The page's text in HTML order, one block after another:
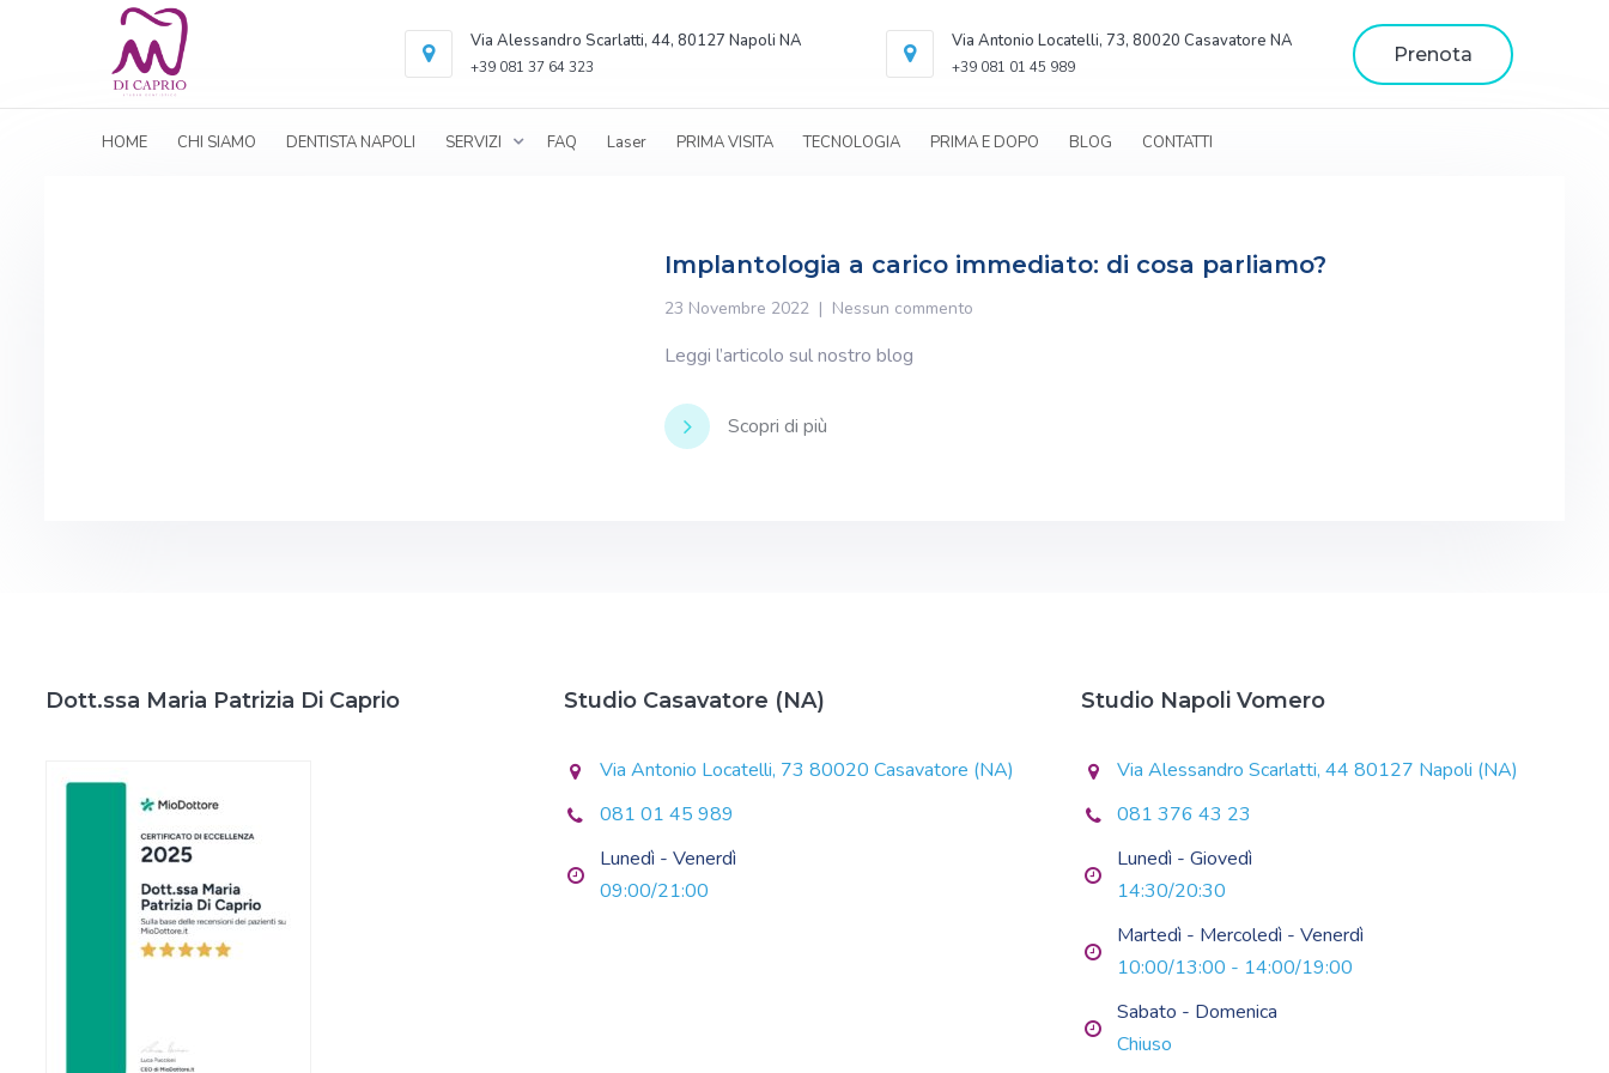
Via Alessandro Scarlatti, 44, 80127 Napoli NA
+39 081 37 64 323
Via Antonio Locatelli, 73, 80020 Casavatore NA
+39 081 01 45 989
Prenota
HOME CHI SIAMO DENTISTA NAPOLI SERVIZI FAQ Laser PRIMA VISITA TECNOLOGIA PRIMA E DOPO BLOG CONTATTI
Implantologia a carico immediato: di cosa parliamo?
23 Novembre 2022 Nessun commento
Leggi l’articolo sul nostro blog
Scopri di più
Dott.ssa Maria Patrizia Di Caprio Studio Casavatore (NA)
Via Antonio Locatelli, 73 80020 Casavatore (NA)
081 01 45 989
Lunedì - Venerdì
09:00/21:00
Studio Napoli Vomero
Via Alessandro Scarlatti, 44 80127 Napoli (NA)
081 376 43 23
Lunedì - Giovedì
14:30/20:30
Martedì - Mercoledì - Venerdì
10:00/13:00 - 14:00/19:00
Sabato - Domenica
Chiuso